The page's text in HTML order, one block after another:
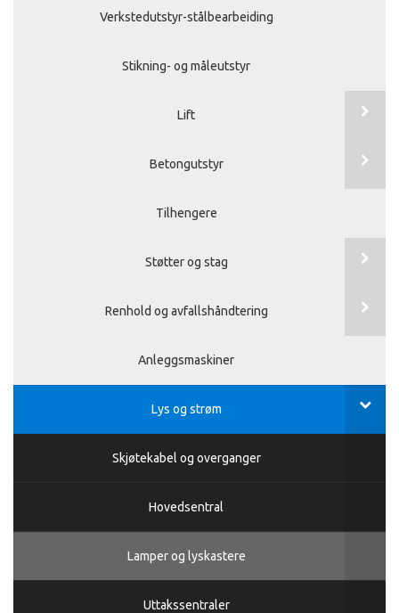
Verkstedutstyr-stålbearbeiding
Stikning- og måleutstyr
Lift
Betongutstyr
Tilhengere
Støtter og stag
Renhold og avfallshåndtering
Anleggsmaskiner
Lys og strøm
Skjøtekabel og overganger
Hovedsentral
Lamper og lyskastere
Uttakssentraler